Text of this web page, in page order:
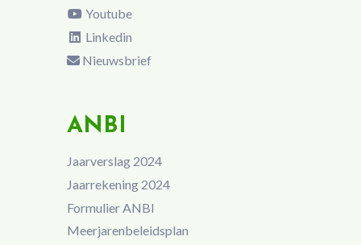
Youtube
Linkedin
Nieuwsbrief
ANBI
Jaarverslag 2024
Jaarrekening 2024
Formulier ANBI
Meerjarenbeleidsplan